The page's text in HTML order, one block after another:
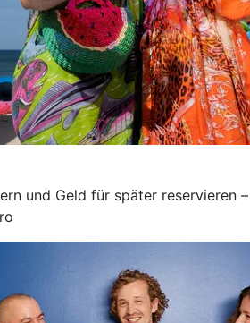
und Geld für später reservieren –